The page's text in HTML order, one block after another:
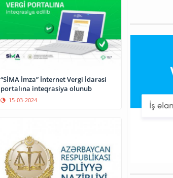
“SİMA İmza” İnternet Vergi İdarəsi
portalına inteqrasiya olunub
15-03-2024